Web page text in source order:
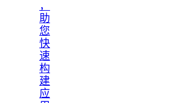
，
助
您
快
速
构
建
应